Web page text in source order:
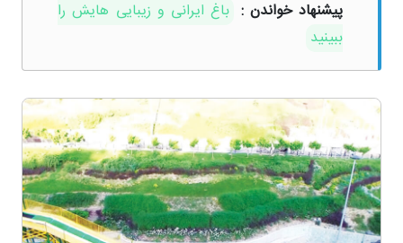
پیشنهاد خواندن : باغ ایرانی و زیبایی هایش را
ببینید